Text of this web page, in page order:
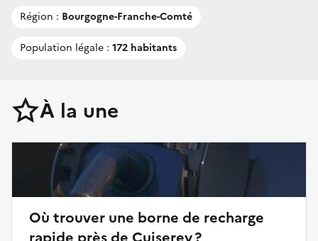
Région : Bourgogne-Franche-Comté
Population légale : 172 habitants
À la une
Où trouver une borne de recharge